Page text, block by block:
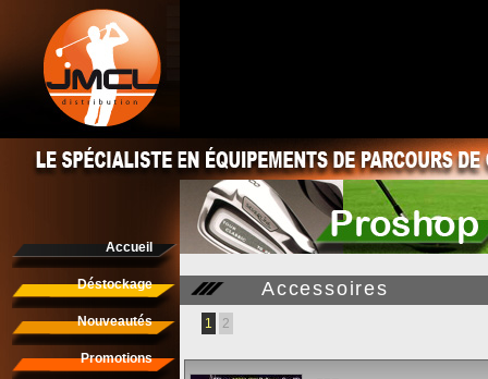
Accueil
Déstockage
Nouveautés
Promotions
Accessoires
1 2